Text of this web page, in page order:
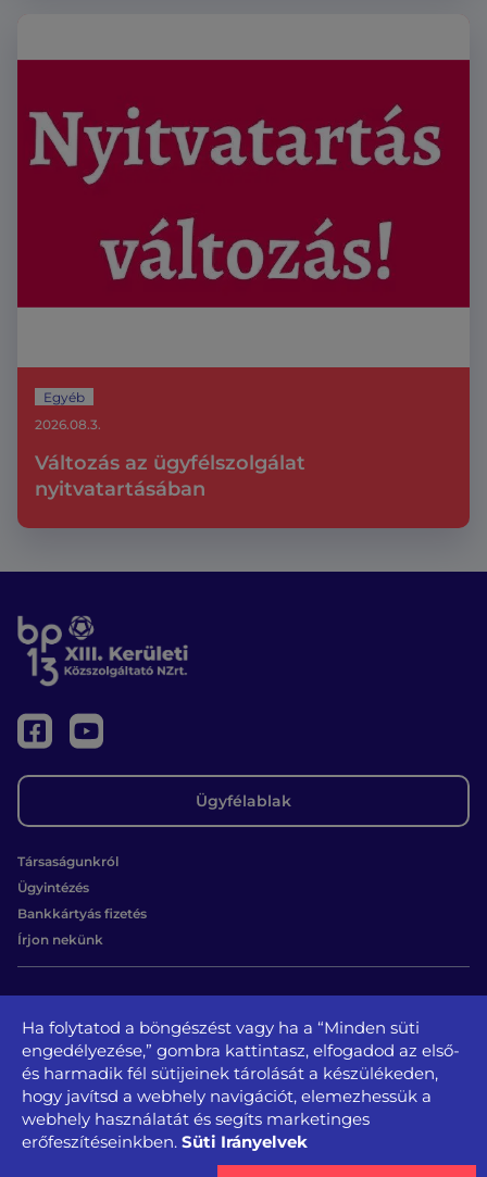
Egyéb
Változás az ügyfélszolgálat
nyitvatartásában
2026.08.3.
Ügyfélablak
Társaságunkról
Ügyintézés
Bankkártyás fizetés
Írjon nekünk
1131 Budapest, Béke u. 65.
tel.: +36 1 350-3728, + 36 1 350-3729
kozszolgaltato@kozszolgaltato.bp13.hu
Adatvédelem és jogi nyilatkozat
OldaltérképImpresszum
Közérdekű
adatok
Akadálymentesítési
nyilatkozat
Ha folytatod a böngészést vagy ha a “Minden süti
engedélyezése,” gombra kattintasz, elfogadod az első-
és harmadik fél sütijeinek tárolását a készülékeden,
hogy javítsd a webhely navigációt, elemezhessük a
webhely használatát és segíts marketinges
erőfeszítéseinkben. Süti Irányelvek